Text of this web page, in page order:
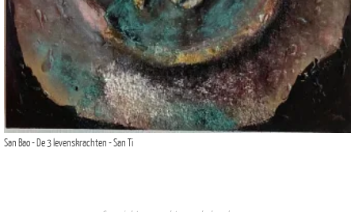
San Bao - De 3 levenskrachten - San Ti